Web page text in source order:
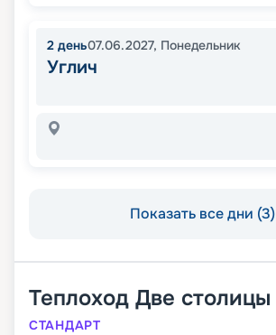
2 день07.06.2027, Понедельник
Углич
Показать все дни (3)
Теплоход Две столицы
СТАНДАРТ